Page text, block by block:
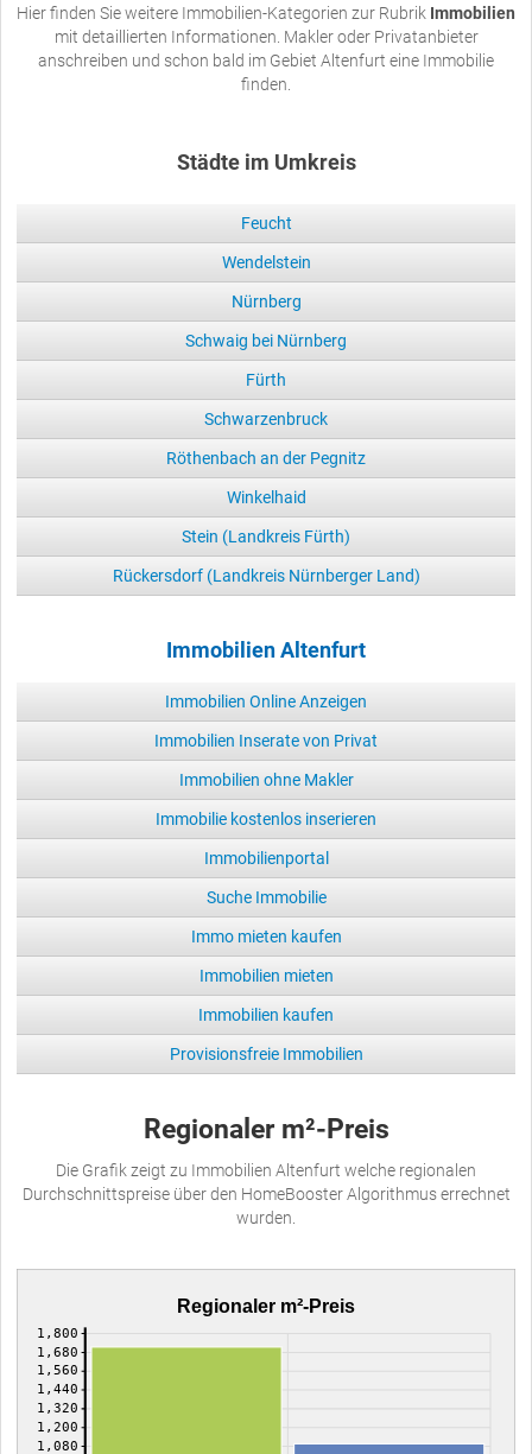
Hier finden Sie weitere Immobilien-Kategorien zur Rubrik Immobilien
mit detaillierten Informationen. Makler oder Privatanbieter
anschreiben und schon bald im Gebiet Altenfurt eine Immobilie
finden.
Städte im Umkreis
Feucht
Wendelstein
Nürnberg
Schwaig bei Nürnberg
Fürth
Schwarzenbruck
Röthenbach an der Pegnitz
Winkelhaid
Stein (Landkreis Fürth)
Rückersdorf (Landkreis Nürnberger Land)
Immobilien Altenfurt
Immobilien Online Anzeigen
Immobilien Inserate von Privat
Immobilien ohne Makler
Immobilie kostenlos inserieren
Immobilienportal
Suche Immobilie
Immo mieten kaufen
Immobilien mieten
Immobilien kaufen
Provisionsfreie Immobilien
Regionaler m²-Preis
Die Grafik zeigt zu Immobilien Altenfurt welche regionalen
Durchschnittspreise über den HomeBooster Algorithmus errechnet
wurden.
Regionaler m²-Preis
1,080
1,200
1,320
1,440
1,560
1,680
1,800